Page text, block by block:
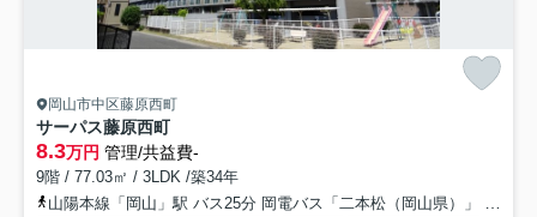
岡山市中区藤原西町
サーパス藤原西町
8.3万円 管理/共益費-
9階 / 77.03㎡ / 3LDK /築34年
山陽本線「岡山」駅 バス25分 岡電バス「二本松（岡山県）」 停歩3分